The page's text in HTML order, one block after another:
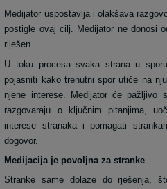
Medijator uspostavlja i olakšava
postigle ovaj cilj. Medijator ne donosi
riješen.
U toku procesa svaka strana u
pojasniti kako trenutni spor utiče na
njene interese. Medijator će pažljivo
razgovaraju o ključnim pitanjima,
interese stranaka i pomagati
dogovor.
Medijacija je povoljna za stranke
Stranke same dolaze do rješenja,